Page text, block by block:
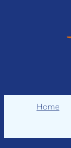
Home